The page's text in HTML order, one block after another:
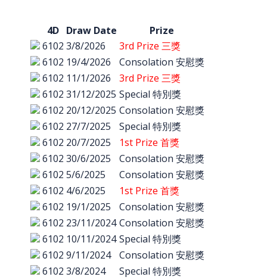
4D Draw Date
Prize
6102 3/8/2026
3rd Prize 三獎
6102 19/4/2026
Consolation 安慰獎
6102 11/1/2026
3rd Prize 三獎
6102 31/12/2025 Special 特別獎
6102 20/12/2025 Consolation 安慰獎
6102 27/7/2025
Special 特別獎
6102 20/7/2025
1st Prize 首獎
6102 30/6/2025
Consolation 安慰獎
6102 5/6/2025
Consolation 安慰獎
6102 4/6/2025
1st Prize 首獎
6102 19/1/2025
Consolation 安慰獎
6102 23/11/2024 Consolation 安慰獎
6102 10/11/2024 Special 特別獎
6102 9/11/2024
Consolation 安慰獎
6102 3/8/2024
Special 特別獎